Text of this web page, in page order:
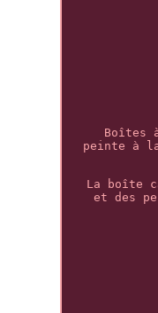
Boîtes
peinte à
La boîte
et des